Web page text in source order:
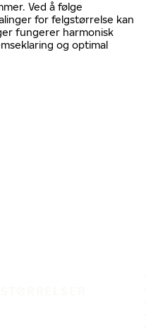
Ved å følge
for felgstørrelse kan
fungerer harmonisk
og optimal